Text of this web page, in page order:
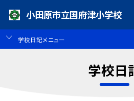
小田原市立国府津小学校
学校日記メニュー
学校日